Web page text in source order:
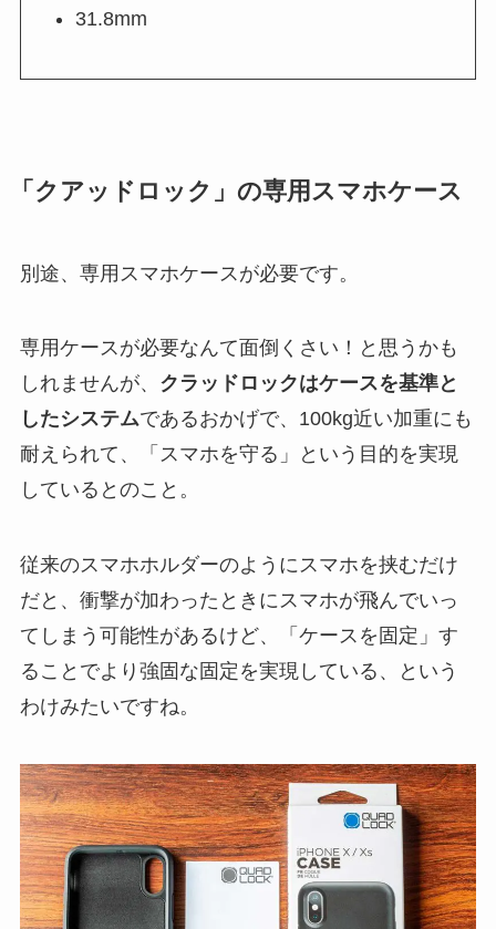
31.8mm
「クアッドロック」の専用スマホケース
別途、専用スマホケースが必要です。
専用ケースが必要なんて面倒くさい！と思うかも
しれませんが、 クラッドロックはケースを基準と
したシステムであるおかげで、100kg近い加重にも
耐えられて、「スマホを守る」という目的を実現
しているとのこと。
従来のスマホホルダーのようにスマホを挟むだけ
だと、衝撃が加わったときにスマホが飛んでいっ
てしまう可能性があるけど、「ケースを固定」す
ることでより強固な固定を実現している、という
わけみたいですね。